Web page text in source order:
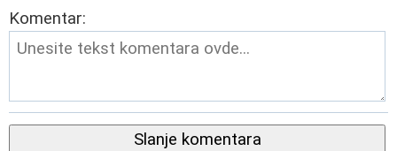
Komentar:
Slanje komentara